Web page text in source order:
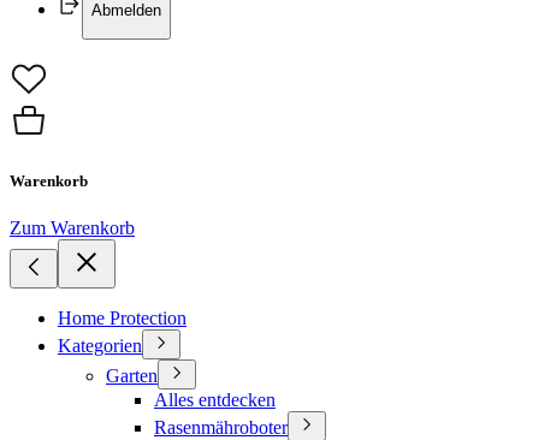
Abmelden
Warenkorb
Zum Warenkorb
Home Protection
Kategorien
Garten
Alles entdecken
Rasenmähroboter